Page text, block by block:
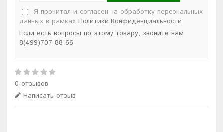
Я прочитал и согласен на обработку персональных
данных в рамках Политики Конфиденциальности
Если есть вопросы по этому товару, звоните нам
8(499)707-88-66
0 отзывов
Написать отзыв